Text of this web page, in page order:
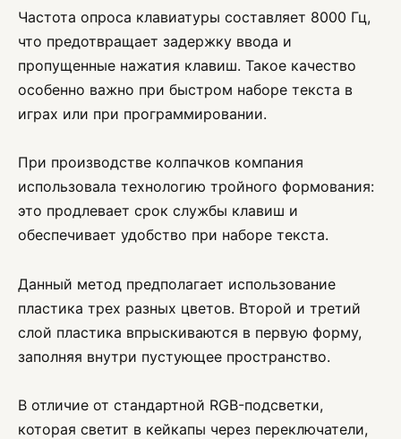
Частота опроса клавиатуры составляет 8000 Гц,
что предотвращает задержку ввода и
пропущенные нажатия клавиш. Такое качество
особенно важно при быстром наборе текста в
играх или при программировании.
При производстве колпачков компания
использовала технологию тройного формования:
это продлевает срок службы клавиш и
обеспечивает удобство при наборе текста.
Данный метод предполагает использование
пластика трех разных цветов. Второй и третий
слой пластика впрыскиваются в первую форму,
заполняя внутри пустующее пространство.
В отличие от стандартной RGB-подсветки,
которая светит в кейкапы через переключатели,